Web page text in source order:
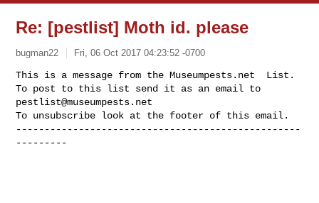
Re: [pestlist] Moth id. please
bugman22 Fri, 06 Oct 2017 04:23:52 -0700
This is a message from the Museumpests.net  List.
pestlist@museumpests.net
To unsubscribe look at the footer of this email.
--------------------------------------------------
---------